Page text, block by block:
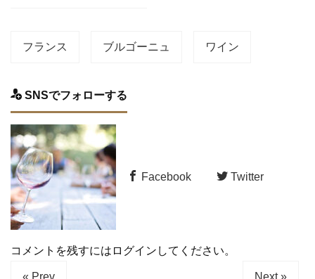
フランス ブルゴーニュ ワイン
SNSでフォローする
Facebook Twitter
コメントを残すにはログインしてください。
« Prev Next »